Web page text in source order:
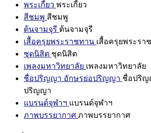
พระเกี้ยว พระเกี้ยว
สีชมพู สีชมพู
ต้นจามจุรี ต้นจามจุรี
เสื้อครุยพระราชทาน เสื้อครุยพระรา
ชุดนิสิต ชุดนิสิต
เพลงมหาวิทยาลัย เพลงมหาวิทยาลัย
ชื่อปริญญา อักษรย่อปริญญา ชื่อปริญ
ปริญญา
แบรนด์จุฬาฯ แบรนด์จุฬาฯ
ภาพบรรยากาศ ภาพบรรยากาศ